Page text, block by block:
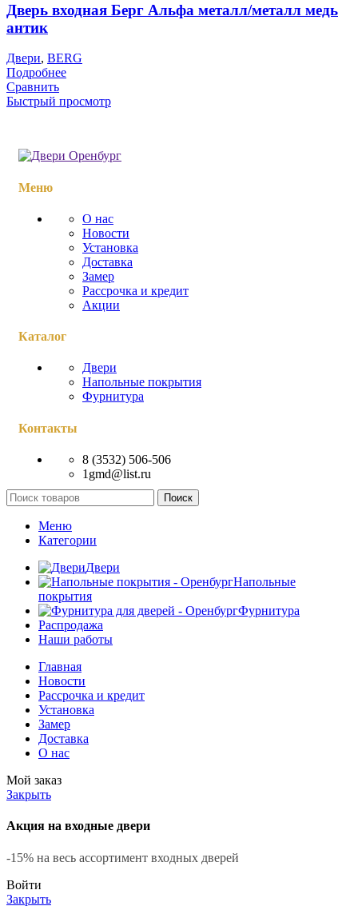
Дверь входная Берг Альфа металл/металл медь
антик
Двери, BERG
Подробнее
Сравнить
Быстрый просмотр
Меню
О нас
Новости
Установка
Доставка
Замер
Рассрочка и кредит
Акции
Каталог
Двери
Напольные покрытия
Фурнитура
Контакты
8 (3532) 506-506
1gmd@list.ru
Поиск
Меню
Категории
Двери
Напольные
покрытия
Фурнитура
Распродажа
Наши работы
Главная
Новости
Рассрочка и кредит
Установка
Замер
Доставка
О нас
Мой заказ
Закрыть
Акция на входные двери
-15% на весь ассортимент входных дверей
Войти
Закрыть